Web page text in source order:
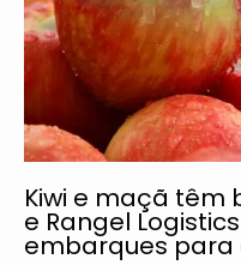
Kiwi e maçã têm
e Rangel
embarques para